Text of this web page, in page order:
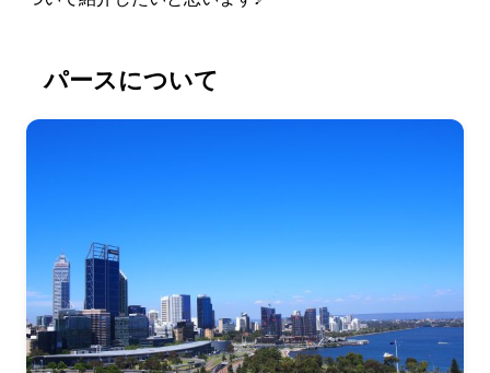
パースについて